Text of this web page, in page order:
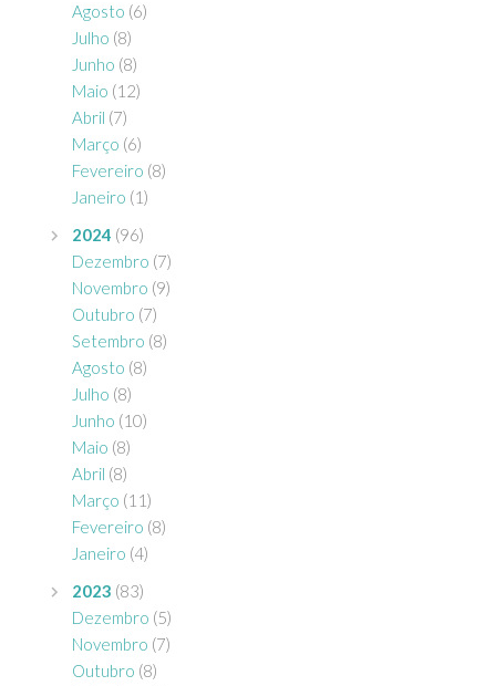
Agosto (6)
Julho (8)
Junho (8)
Maio (12)
Abril (7)
Março (6)
Fevereiro (8)
Janeiro (1)
2024 (96)
Dezembro (7)
Novembro (9)
Outubro (7)
Setembro (8)
Agosto (8)
Julho (8)
Junho (10)
Maio (8)
Abril (8)
Março (11)
Fevereiro (8)
Janeiro (4)
2023 (83)
Dezembro (5)
Novembro (7)
Outubro (8)